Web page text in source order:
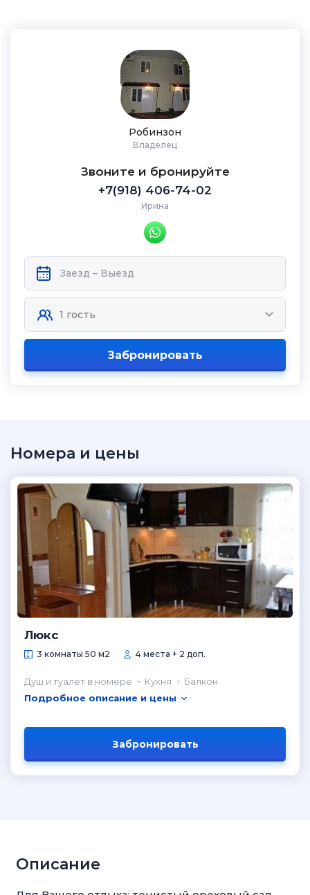
Робинзон
Владелец
Звоните и бронируйте
+7(918) 406-74-02
Ирина
Забронировать
Номера и цены
Люкс
3 комнаты 50 м2 4 места + 2 доп.
Душ и туалет в номере Кухня
Балкон
Подробное описание и цены
Забронировать
Описание